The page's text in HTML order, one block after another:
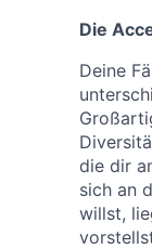
Die
Deine
die dir
sich an
willst,